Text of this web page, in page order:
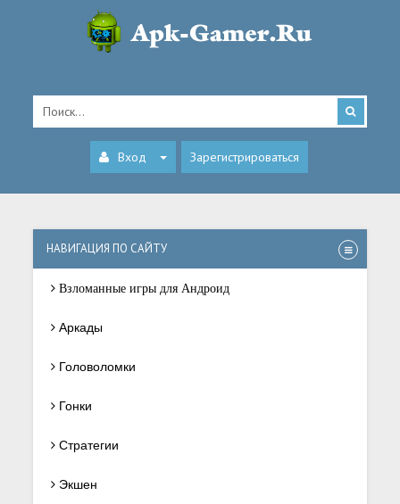
Вход Зарегистрироваться
НАВИГАЦИЯ ПО САЙТУ
Взломанные игры для Андроид
Аркады
Головоломки
Гонки
Стратегии
Экшен